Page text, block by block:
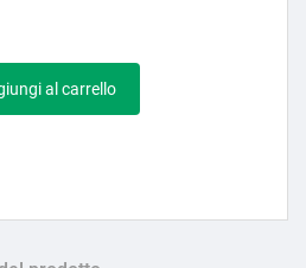
al carrello